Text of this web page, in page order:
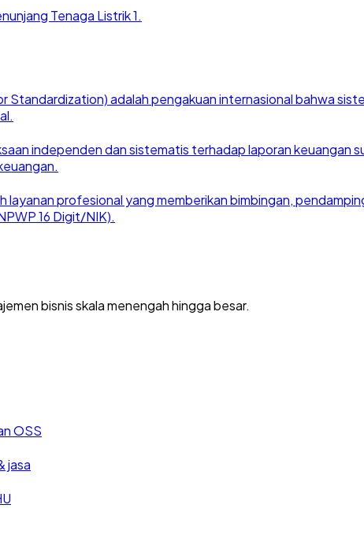
Tenaga Listrik 1.
adalah pengakuan internasional bahwa
independen dan sistematis terhadap laporan keuangan
layanan profesional yang memberikan bimbingan,
16 Digit/NIK).
bisnis skala menengah hingga besar.
OSS
jasa